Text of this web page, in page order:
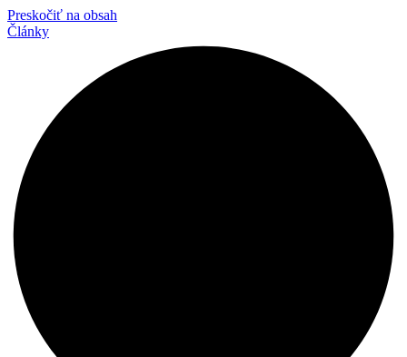
Preskočiť na obsah
Články